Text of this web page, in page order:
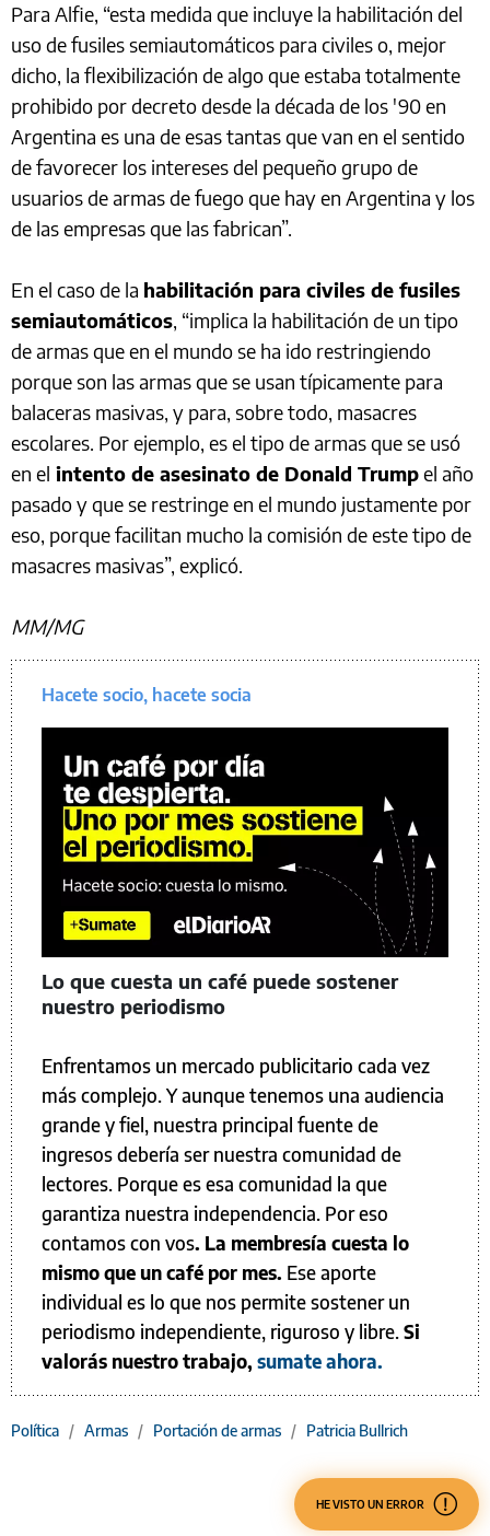
Para Alfie, “esta medida que incluye la habilitación del
uso de fusiles semiautomáticos para civiles o, mejor
dicho, la flexibilización de algo que estaba totalmente
prohibido por decreto desde la década de los '90 en
Argentina es una de esas tantas que van en el sentido
de favorecer los intereses del pequeño grupo de
usuarios de armas de fuego que hay en Argentina y los
de las empresas que las fabrican”.
En el caso de la habilitación para civiles de fusiles
semiautomáticos, “implica la habilitación de un tipo
de armas que en el mundo se ha ido restringiendo
porque son las armas que se usan típicamente para
balaceras masivas, y para, sobre todo, masacres
escolares. Por ejemplo, es el tipo de armas que se usó
en el intento de asesinato de Donald Trumpel año
pasado y que se restringe en el mundo justamente por
eso, porque facilitan mucho la comisión de este tipo de
masacres masivas”, explicó.
MM/MG
Hacete socio, hacete socia
Lo que cuesta un café puede sostener
nuestro periodismo
Enfrentamos un mercado publicitario cada vez
más complejo. Y aunque tenemos una audiencia
grande y fiel, nuestra principal fuente de
ingresos debería ser nuestra comunidad de
lectores. Porque es esa comunidad la que
garantiza nuestra independencia. Por eso
contamos con vos. La membresía cuesta lo
mismo que un café por mes. Ese aporte
individual es lo que nos permite sostener un
periodismo independiente, riguroso y libre.Si
valorás nuestro trabajo, sumate ahora.
Política / Armas / Portación de armas / Patricia Bullrich
HE VISTO UN ERROR